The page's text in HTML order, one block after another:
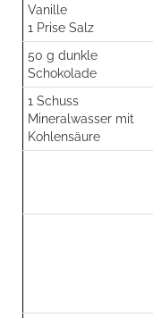
Vanille
1 Prise Salz
50 g dunkle
Schokolade
1 Schuss
Mineralwasser mit
Kohlensäure